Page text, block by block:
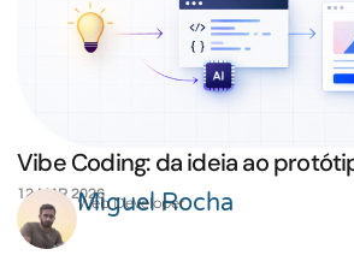
Vibe Coding: da ideia ao
12 MAR 2026Miguel Rocha
Web Developer